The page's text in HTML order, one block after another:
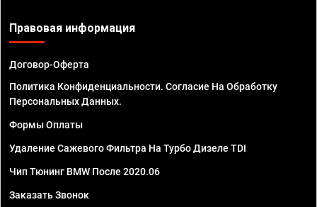
Правовая информация
Договор-Оферта
Политика Конфиденциальности. Согласие На Обработку
Персональных Данных.
Формы Оплаты
Удаление Сажевого Фильтра На Турбо Дизеле TDI
Чип Тюнинг BMW После 2020.06
Заказать Звонок